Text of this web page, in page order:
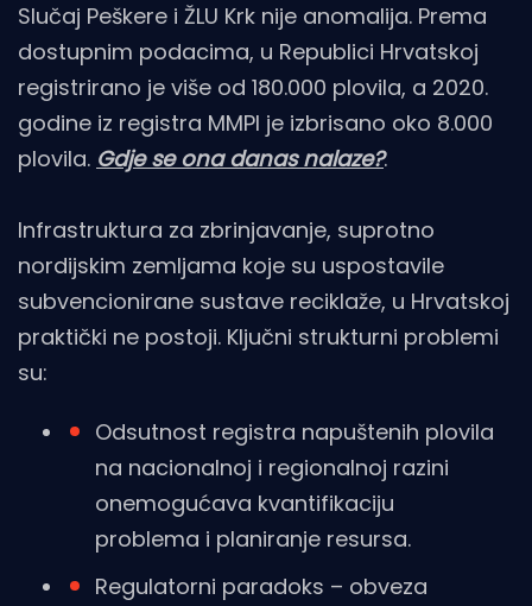
Slučaj Peškere i ŽLU Krk nije anomalija. Prema
dostupnim podacima, u Republici Hrvatskoj
registrirano je više od 180.000 plovila, a 2020.
godine iz registra MMPI je izbrisano oko 8.000
plovila. Gdje se ona danas nalaze?.
Infrastruktura za zbrinjavanje, suprotno
nordijskim zemljama koje su uspostavile
subvencionirane sustave reciklaže, u Hrvatskoj
praktički ne postoji. Ključni strukturni problemi
su:
Odsutnost registra napuštenih plovila
na nacionalnoj i regionalnoj razini
onemogućava kvantifikaciju
problema i planiranje resursa.
Regulatorni paradoks – obveza